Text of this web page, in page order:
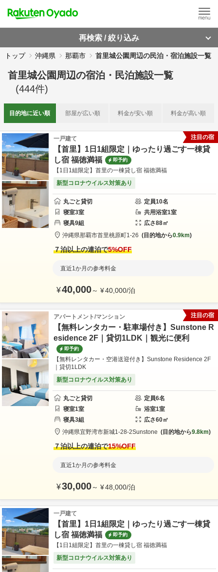
再検索 / 絞り込み
トップ 沖縄県 那覇市 首里城公園周辺の民泊・宿泊施設一覧
首里城公園周辺の宿泊・民泊施設一覧
(444件)
目的地に近い順 部屋が広い順 料金が安い順 料金が高い順
一戸建て
【首里】1日1組限定｜ゆったり過ごす一棟貸
し宿 福徳満福
即予約
【1日1組限定】首里の一棟貸し宿 福徳満福
新型コロナウイルス対策あり
丸ごと貸切 定員10名
寝室3室 共用浴室1室
寝具9組 広さ88㎡
沖縄県那覇市首里桃原町1-26 目的地から0.9km
７泊以上の連泊で5%OFF
直近1か月の参考料金
¥40,000～ ¥40,000/泊
注目の宿
アパートメント/マンション
【無料レンタカー・駐車場付き】Sunstone R
esidence 2F｜貸切1LDK｜観光に便利
即予約
【無料レンタカー・空港送迎付き】Sunstone Residence 2F
｜貸切1LDK
新型コロナウイルス対策あり
丸ごと貸切 定員6名
寝室1室 浴室1室
寝具3組 広さ60㎡
沖縄県宜野湾市新城1-28-2Sunstone 目的地から9.8km
７泊以上の連泊で15%OFF
直近1か月の参考料金
¥30,000～ ¥48,000/泊
注目の宿
一戸建て
【首里】1日1組限定｜ゆったり過ごす一棟貸
し宿 福徳満福
即予約
【1日1組限定】首里の一棟貸し宿 福徳満福
新型コロナウイルス対策あり